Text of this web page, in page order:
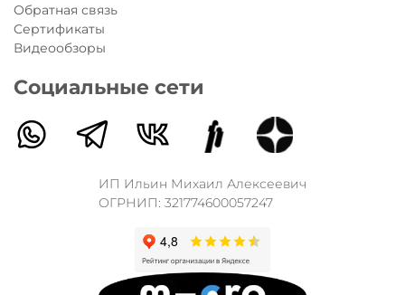
Обратная связь
Сертификаты
Видеообзоры
Социальные сети
ИП Ильин Михаил Алексеевич
ОГРНИП: 321774600057247